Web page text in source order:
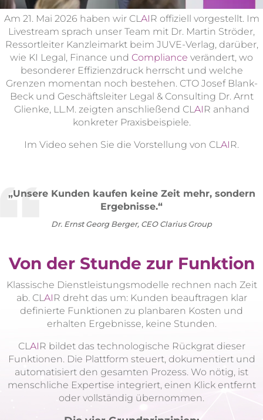
Am 21. Mai 2026 haben wir CLAI R offiziell vorgestellt. Im
Livestream sprach unser Team mit Dr. Martin Ströder,
Ressortleiter Kanzleimarkt beim JUVE-Verlag, darüber,
wie KI Legal, Finance und Compliance verändert, wo
besonderer Effizienzdruck herrscht und welche
Grenzen momentan noch bestehen. CTO Josef Blank-
Beck und Geschäftsleiter Legal & Consulting Dr. Arnt
Glienke, LL.M. zeigten anschließend CLAI R anhand
konkreter Praxisbeispiele.
Im Video sehen Sie die Vorstellung von CLAI R.
„Unsere Kunden kaufen keine Zeit mehr, sondern
Ergebnisse.“
Dr. Ernst Georg Berger, CEO Clarius Group
Von der Stunde zur Funktion
Klassische Dienstleistungsmodelle rechnen nach Zeit
ab. CLAI R dreht das um: Kunden beauftragen klar
definierte Funktionen zu planbaren Kosten und
erhalten Ergebnisse, keine Stunden.
CLAI R bildet das technologische Rückgrat dieser
Funktionen. Die Plattform steuert, dokumentiert und
automatisiert den gesamten Prozess. Wo nötig, ist
menschliche Expertise integriert, einen Klick entfernt
oder vollständig übernommen.